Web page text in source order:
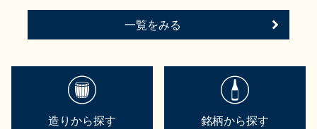
一覧をみる
造りから探す 銘柄から探す